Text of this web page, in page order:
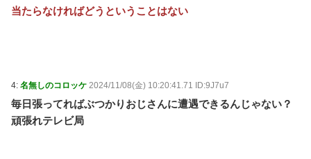
当たらなければどうということはない
4: 名無しのコロッケ 2024/11/08(金) 10:20:41.71 ID:9J7u7
毎日張ってればぶつかりおじさんに遭遇できるんじゃない？
頑張れテレビ局